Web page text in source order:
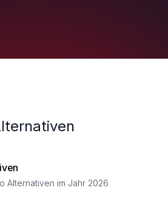
Alternativen im Jahr 2026